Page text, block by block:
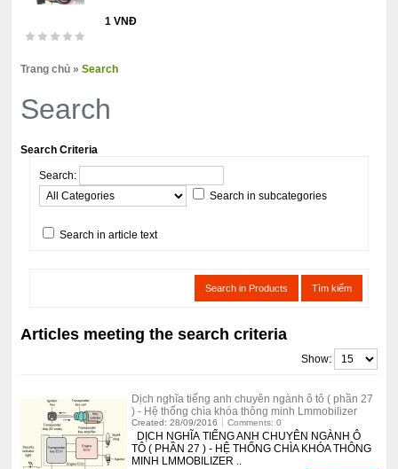
1 VNĐ
Trang chủ »Search
Search
Search Criteria
Search:
Search in subcategories
Search in article text
Tìm kiếm
Search in Products
Articles meeting the search criteria
Show:
Dịch nghĩa tiếng anh chuyên ngành ô tô ( phần 27
) - Hệ thống chìa khóa thông minh Lmmobilizer
Created: 28/09/2016 Comments: 0
DỊCH NGHĨA TIẾNG ANH CHUYÊN NGÀNH Ô
TÔ ( PHẦN 27 ) - HỆ THỐNG CHÌA KHÓA THÔNG
MINH LMMOBILIZER ..